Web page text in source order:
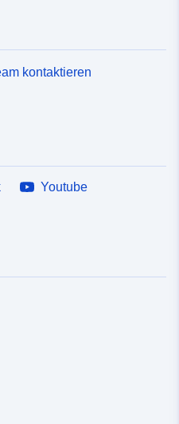
kontaktieren
Youtube